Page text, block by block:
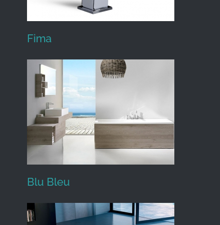
Fima
Fima
Blu Bleu